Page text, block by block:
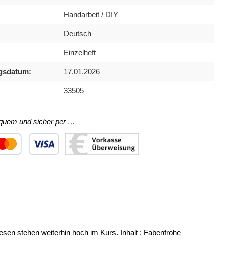
Handarbeit / DIY
Deutsch
Einzelheft
17.01.2026
33505
und sicher per …
stehen weiterhin hoch im Kurs. Inhalt : Fabenfrohe